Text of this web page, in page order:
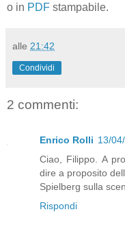
o in PDF stampabile.
alle 21:42
Condividi
2 commenti:
Enrico Rolli 13/
Ciao, Filippo. A
dire a proposito
Spielberg sulla
Rispondi